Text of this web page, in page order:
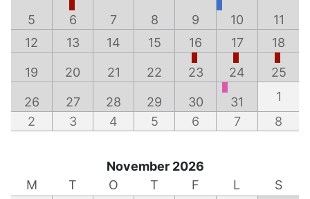
5 6 7 8 9 10
11
12
13 14 15 16 17 18
19 20 21 22 23 24 25
26 27 28 29 30 31
1
2
3 4 5 6 7 8
November 2026
M
T O T F L
S